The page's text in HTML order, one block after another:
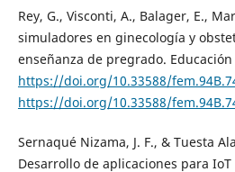
Rey, G., Visconti, A., Balager, E.,
simuladores en ginecología y
enseñanza de pregrado.
https://doi.org/10.33588/
https://doi.org/10.33588/
Sernaqué Nizama, J. F., & Tuesta
Desarrollo de aplicaciones para